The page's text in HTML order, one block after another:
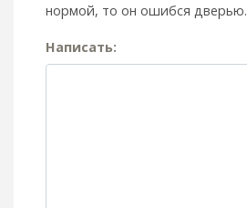
нормой, то он ошибся дверью.
Написать: